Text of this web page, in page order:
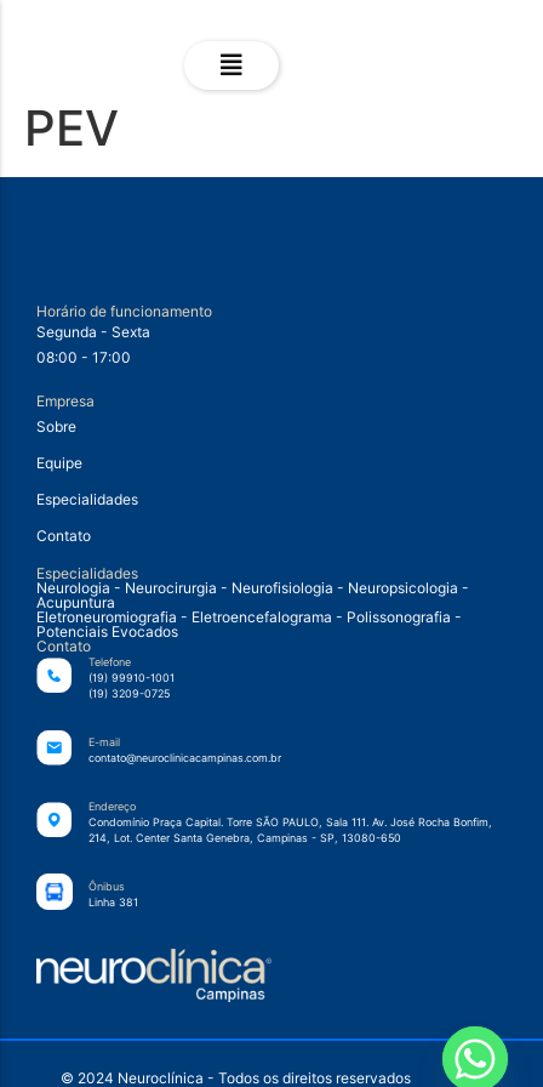
PEV
Horário de funcionamento
Segunda - Sexta
08:00 - 17:00
Empresa
Sobre
Equipe
Especialidades
Contato
Especialidades
Neurologia - Neurocirurgia - Neurofisiologia - Neuropsicologia -
Acupuntura
Eletroneuromiografia - Eletroencefalograma - Polissonografia -
Potenciais Evocados
Contato
Telefone
(19) 99910-1001
(19) 3209-0725
E-mail
contato@neuroclinicacampinas.com.br
Endereço
Condomínio Praça Capital. Torre SÃO PAULO, Sala 111. Av. José Rocha Bonfim,
214, Lot. Center Santa Genebra, Campinas - SP, 13080-650
Ônibus
Linha 381
© 2024 Neuroclínica - Todos os direitos reservados